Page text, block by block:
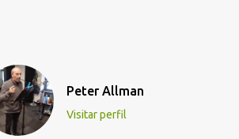
Peter Allman
Visitar perfil